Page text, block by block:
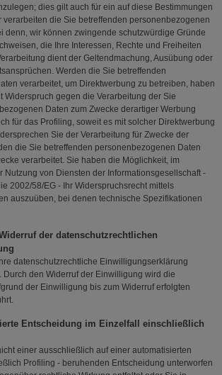
dies gilt auch für ein auf diese Bestimmungen
verarbeiten die Sie betreffenden personenbezogenen
denn, wir können zwingende schutzwürdige Gründe
die Ihre Interessen, Rechte und Freiheiten
dient der Geltendmachung, Ausübung oder
Werden die Sie betreffenden
verarbeitet, um Direktwerbung zu betreiben, haben
Widerspruch gegen die Verarbeitung der Sie
Daten zum Zwecke derartiger Werbung
für das Profiling, soweit es mit solcher Direktwerbung
Sie der Verarbeitung für Zwecke der
die Sie betreffenden personenbezogenen Daten
verarbeitet. Sie haben die Möglichkeit, im
Nutzung von Diensten der Informationsgesellschaft -
2002/58/EG - Ihr Widerspruchsrecht mittels
auszuüben, bei denen technische Spezifikationen
der datenschutzrechtlichen
datenschutzrechtliche Einwilligungserklärung
Durch den Widerruf der Einwilligung wird die
der Einwilligung bis zum Widerruf erfolgten
Entscheidung im Einzelfall einschließlich
einer ausschließlich auf einer automatisierten
Profiling - beruhenden Entscheidung unterworfen